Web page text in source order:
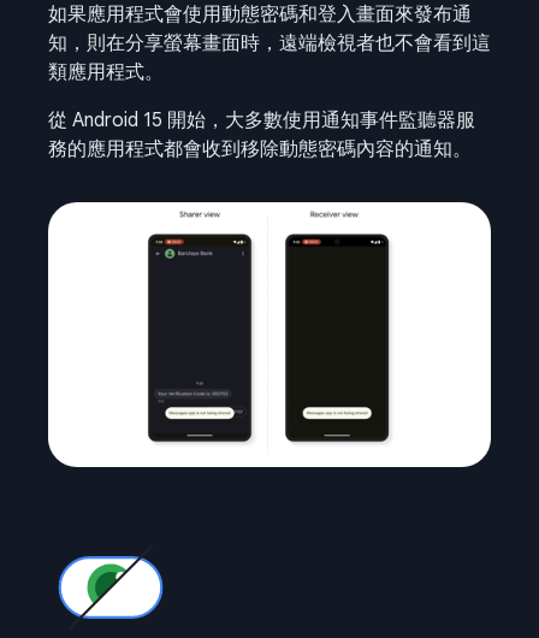
如果應用程式會使用動態密碼和登入畫面來發布通
知，則在分享螢幕畫面時，遠端檢視者也不會看到這
類應用程式。
從 Android 15 開始，大多數使用通知事件監聽器服
務的應用程式都會收到移除動態密碼內容的通知。